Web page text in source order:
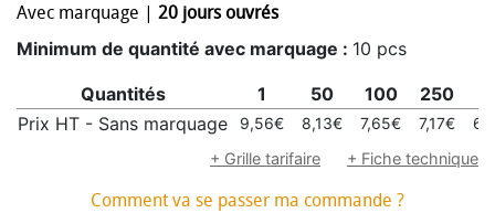
disponible.
Avec marquage | 20 jours ouvrés
Minimum de quantité avec marquage : 10 pcs
Quantités 1 50 100 250
Prix HT - Sans marquage
9,56€ 8,13€ 7,65€ 7,17€
+ Grille tarifaire
+ Fiche technique
Comment va se passer ma commande ?